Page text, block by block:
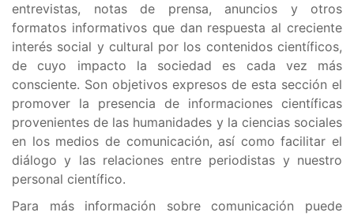
entrevistas, notas de prensa, anuncios y otros
formatos informativos que dan respuesta al creciente
interés social y cultural por los contenidos científicos,
de cuyo impacto la sociedad es cada vez más
consciente. Son objetivos expresos de esta sección el
promover la presencia de informaciones científicas
provenientes de las humanidades y la ciencias sociales
en los medios de comunicación, así como facilitar el
diálogo y las relaciones entre periodistas y nuestro
personal científico.
Para más información sobre comunicación puede